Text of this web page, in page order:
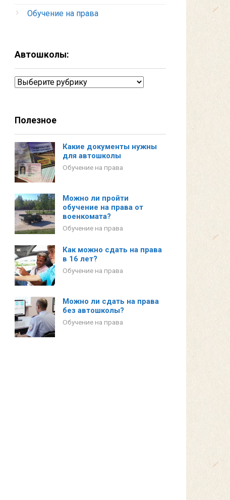
Обучение на права
Автошколы:
Автошколы:
Полезное
Какие документы нужны
для автошколы
Обучение на права
Можно ли пройти
обучение на права от
военкомата?
Обучение на права
Как можно сдать на права
в 16 лет?
Обучение на права
Можно ли сдать на права
без автошколы?
Обучение на права